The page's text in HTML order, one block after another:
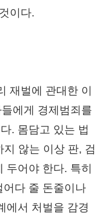
이다.
재벌에 관대한 이
에게 경제범죄를
. 몸담고 있는 법
않는 이상 판, 검
두어야 한다. 특히
다 줄 돈줄이나
에서 처벌을 감경